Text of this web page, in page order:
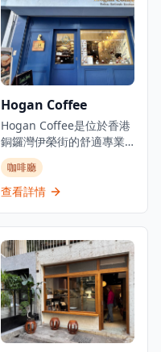
適的環境，無論是想要享
受一杯精心沖泡的咖啡，
還是與朋友共度悠閒時
光，這裡都是完美的選
擇。店內提供多種單品咖
富的咖啡師精心製作，確
保每一杯都展現最佳的風
味。Coffee Obsession以
在大埔區提供優質咖啡而
聞名，是體驗專業咖啡文
化的理想場所。
Hogan Coffee
Hogan Coffee是位於香港
銅鑼灣伊榮街的舒適專業
咖啡店，是體驗精品咖啡
的理想去處。以其獨特的
浪漫希臘藍色外牆而聞
性咖啡店。這家親密的咖
啡店雖然空間緊湊，但提
供舒適溫馨的氛圍，讓客
人可以在繁忙的都市中享
受片刻寧靜。咖啡店專門
提供優質咖啡，包括招牌
拿鐵和意式濃縮咖啡，每
咖啡廳
查看詳情